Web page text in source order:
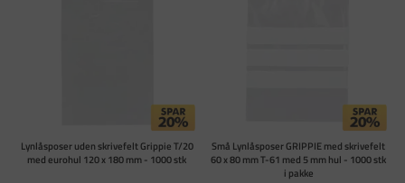
Lynlåsposer uden skrivefelt Grippie T/20
med eurohul 120 x 180 mm - 1000 stk
Små Lynlåsposer GRIPPIE med skrivefelt
60 x 80 mm T-61 med 5 mm hul - 1000 stk
i pakke